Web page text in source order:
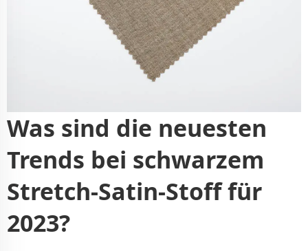
Was sind die neuesten
Trends bei schwarzem
Stretch-Satin-Stoff für
2023?